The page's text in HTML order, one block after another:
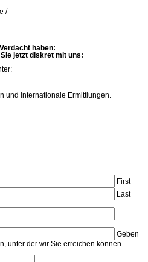
/
haben:
jetzt diskret mit uns:
und internationale Ermittlungen.
First
Last
Geben
unter der wir Sie erreichen können.